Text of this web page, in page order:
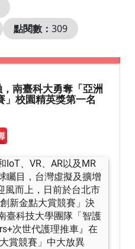
點閱數： 309